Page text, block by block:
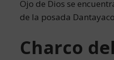
Ojo de Dios se
de la posada
Charco